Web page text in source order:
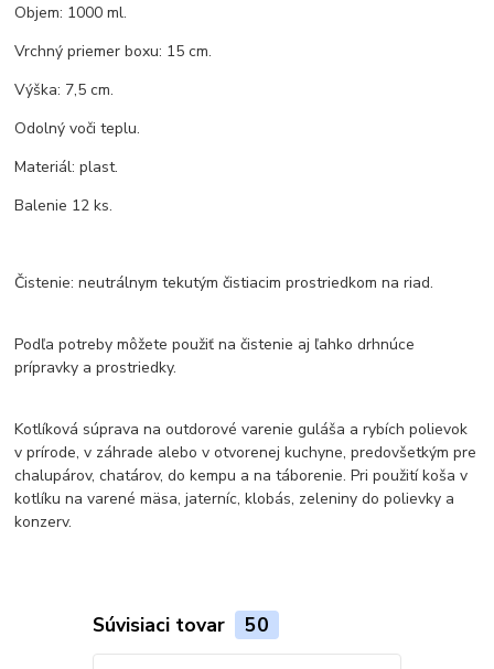
Objem: 1000 ml.
Vrchný priemer boxu: 15 cm.
Výška: 7,5 cm.
Odolný voči teplu.
Materiál: plast.
Balenie 12 ks.
Čistenie: neutrálnym tekutým čistiacim prostriedkom na riad.
Podľa potreby môžete použiť na čistenie aj ľahko drhnúce
prípravky a prostriedky.
Kotlíková súprava na outdorové varenie guláša a rybích polievok
v prírode, v záhrade alebo v otvorenej kuchyne, predovšetkým pre
chalupárov, chatárov, do kempu a na táborenie. Pri použití koša v
kotlíku na varené mäsa, jaterníc, klobás, zeleniny do polievky a
konzerv.
Súvisiaci tovar 50